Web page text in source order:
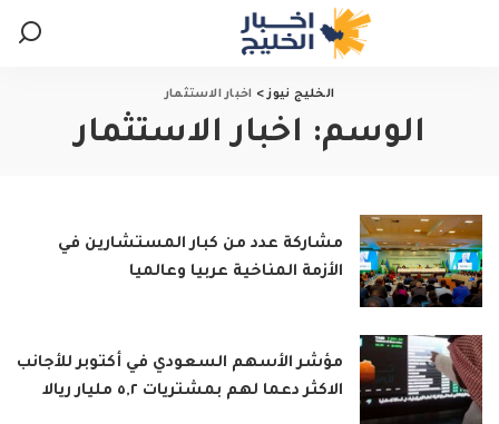
الخليج نيوز> اخبار الاستثمار
الوسم: اخبار الاستثمار
مشاركة عدد من كبار المستشارين في
الأزمة المناخية عربيا وعالميا
مؤشر الأسهم السعودي في أكتوبر للأجانب
الاكثر دعما لهم بمشتريات ٥,٢ مليار ريالا